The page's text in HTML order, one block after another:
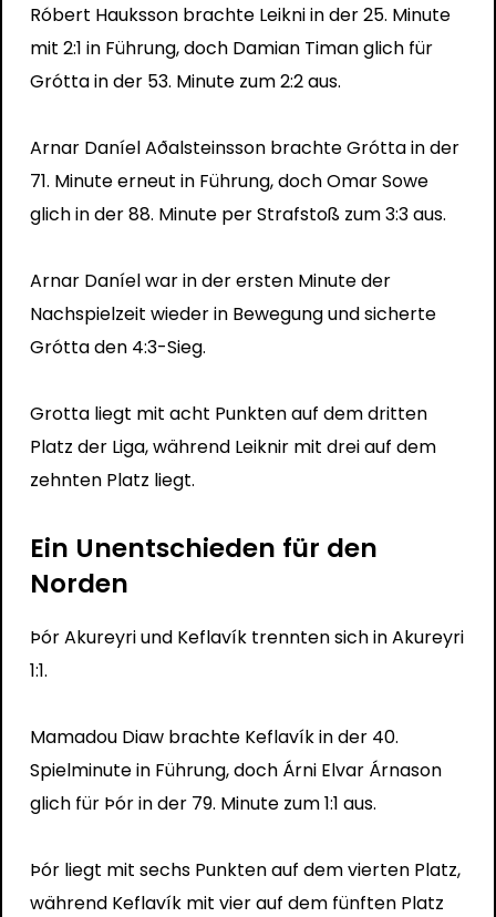
Róbert Hauksson brachte Leikni in der 25. Minute
mit 2:1 in Führung, doch Damian Timan glich für
Grótta in der 53. Minute zum 2:2 aus.
Arnar Daníel Aðalsteinsson brachte Grótta in der
71. Minute erneut in Führung, doch Omar Sowe
glich in der 88. Minute per Strafstoß zum 3:3 aus.
Arnar Daníel war in der ersten Minute der
Nachspielzeit wieder in Bewegung und sicherte
Grótta den 4:3-Sieg.
Grotta liegt mit acht Punkten auf dem dritten
Platz der Liga, während Leiknir mit drei auf dem
zehnten Platz liegt.
Ein Unentschieden für den
Norden
Þór Akureyri und Keflavík trennten sich in Akureyri
1:1.
Mamadou Diaw brachte Keflavík in der 40.
Spielminute in Führung, doch Árni Elvar Árnason
glich für Þór in der 79. Minute zum 1:1 aus.
Þór liegt mit sechs Punkten auf dem vierten Platz,
während Keflavík mit vier auf dem fünften Platz